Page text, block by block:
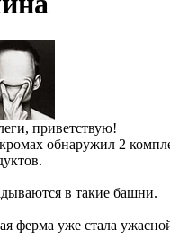
приветствую!
обнаружил 2
в такие башни.
ферма уже стала